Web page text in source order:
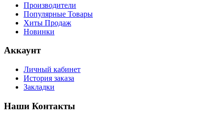
Производители
Популярные Товары
Хиты Продаж
Новинки
Аккаунт
Личный кабинет
История заказа
Закладки
Наши Контакты